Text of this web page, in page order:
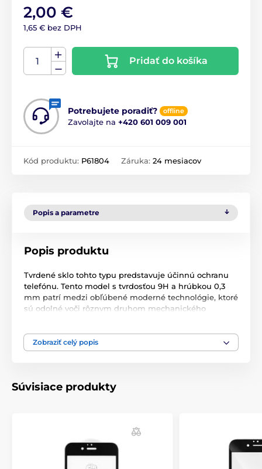
2,00 €
1,65 € bez DPH
Pridať do košíka
Potrebujete poradiť? offline
Zavolajte na +420 601 009 001
Kód produktu: P61804 Záruka: 24 mesiacov
Popis a parametre
Popis produktu
Tvrdené sklo tohto typu predstavuje účinnú ochranu
telefónu. Tento model s tvrdosťou 9H a hrúbkou 0,3
mm patrí medzi obľúbené moderné technológie, ktoré
sú odolné voči rôznym druhom mechanického
Tento typ ochranného skla priľne celou svojou
Po nalepení tohto ochranného skla sa zachová 100 %
citlivosť displeja na dotyk. Povlak na olejovej báze tiež
Súčasťou balenia je príslušenstvo na jednoduchú
Zobraziť celý popis
Súvisiace produkty